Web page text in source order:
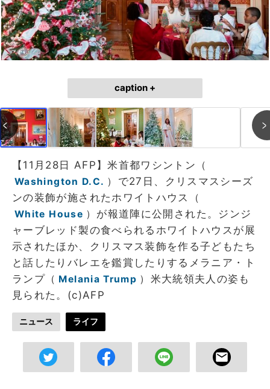
caption +
【11月28日 AFP】米首都ワシントン（
Washington D.C. ）で27日、クリスマスシーズ
ンの装飾が施されたホワイトハウス（
White House ）が報道陣に公開された。ジンジ
ャーブレッド製の食べられるホワイトハウスが展
示されたほか、クリスマス装飾を作る子どもたち
と話したりバレエを鑑賞したりするメラニア・ト
ランプ（ Melania Trump ）米大統領夫人の姿も
見られた。(c)AFP
ニュース ライフ